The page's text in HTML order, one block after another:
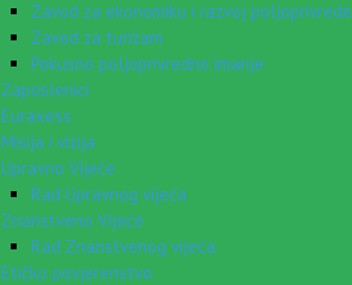
Zavod za ekonomiku i razvoj poljoprivrede
Zavod za turizam
Pokusno poljoprivredno imanje
Zaposlenici
Euraxess
Misija i vizija
Upravno Vijeće
Rad Upravnog vijeća
Znanstveno Vijeće
Rad Znanstvenog vijeća
Etičko povjerenstvo